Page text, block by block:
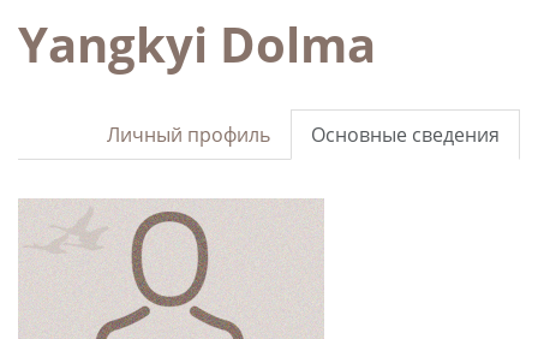
Yangkyi Dolma
Основные сведения
Личный профиль